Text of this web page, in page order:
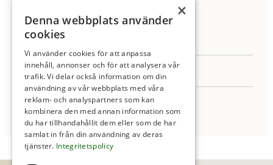
Anmäl Intresse
×
Denna webbplats använder
cookies
Vi använder cookies för att anpassa
innehåll, annonser och för att analysera vår
trafik. Vi delar också information om din
användning av vår webbplats med våra
reklam- och analyspartners som kan
kombinera den med annan information som
du har tillhandahållit dem eller som de har
samlat in från din användning av deras
tjänster. Integritetspolicy